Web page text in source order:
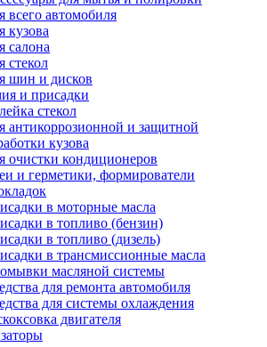
всего автомобиля
кузова
салона
стекол
шин и дисков
и присадки
стекол
антикоррозионной и защитной
кузова
очистки кондиционеров
и герметики, формирователи
в моторные масла
в топливо (бензин)
в топливо (дизель)
в трансмиссионные масла
масляной системы
для ремонта автомобиля
для системы охлаждения
двигателя